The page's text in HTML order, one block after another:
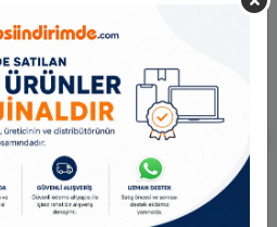
Lyra Aqua Brush Duo
Askılı Paket 36lı
L6521360